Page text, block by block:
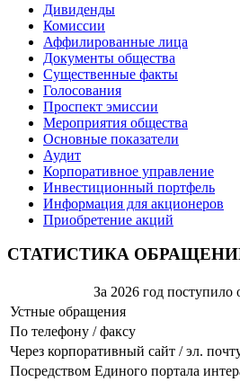
Дивиденды
Комиссии
Аффилированные лица
Документы общества
Существенные факты
Голосования
Проспект эмиссии
Мероприятия общества
Основные показатели
Аудит
Корпоративное управление
Инвестиционный портфель
Информация для акционеров
Приобретение акций
СТАТИСТИКА
За 2026 год поступило
Устные обращения
По телефону / факсу
Через корпоративный сайт / эл.
Посредством Единого портала